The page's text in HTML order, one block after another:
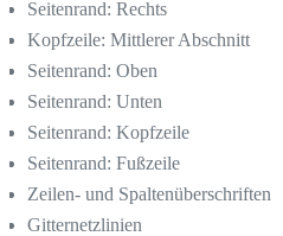
Seitenrand: Rechts
Kopfzeile: Mittlerer Abschnitt
Seitenrand: Oben
Seitenrand: Unten
Seitenrand: Kopfzeile
Seitenrand: Fußzeile
Zeilen- und Spaltenüberschriften
Gitternetzlinien